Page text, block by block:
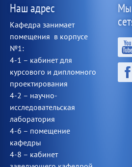
Наш адрес
Кафедра занимает
помещения в корпусе
№1:
4-1 – кабинет для
курсового и дипломного
проектирования
4-2 – научно-
исследовательская
лаборатория
4-6 – помещение
кафедры
4-8 – кабинет
Мы